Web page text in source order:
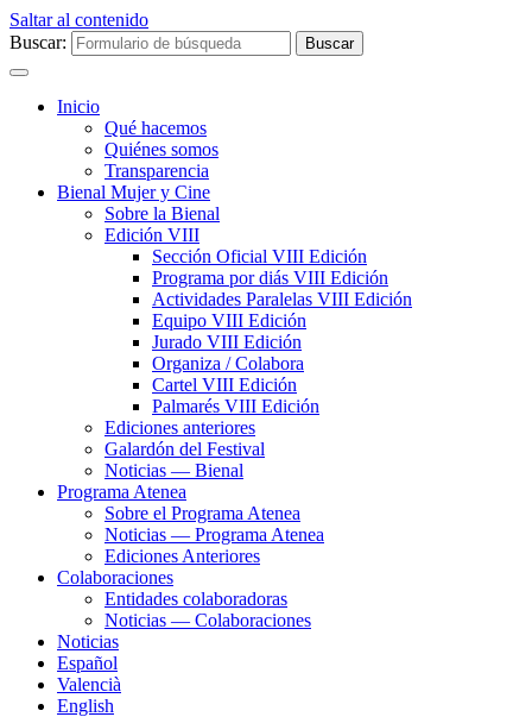
Saltar al contenido
Buscar:
Inicio
Qué hacemos
Quiénes somos
Transparencia
Bienal Mujer y Cine
Sobre la Bienal
Edición VIII
Sección Oficial VIII Edición
Programa por diás VIII Edición
Actividades Paralelas VIII Edición
Equipo VIII Edición
Jurado VIII Edición
Organiza / Colabora
Cartel VIII Edición
Palmarés VIII Edición
Ediciones anteriores
Galardón del Festival
Noticias — Bienal
Programa Atenea
Sobre el Programa Atenea
Noticias — Programa Atenea
Ediciones Anteriores
Colaboraciones
Entidades colaboradoras
Noticias — Colaboraciones
Noticias
Español
Valencià
English